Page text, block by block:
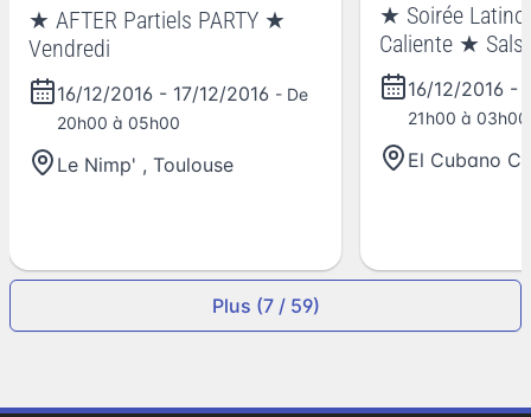
★ AFTER Partiels PARTY ★
Vendredi
16/12/2016 - 17/12/2016 - De
20h00 à 05h00
Le Nimp' , Toulouse
★ Soirée Latino
Caliente ★
Merengue ★
16/12/2016 -
21h00 à 03h00
El Cubano
Plus (7 / 59)